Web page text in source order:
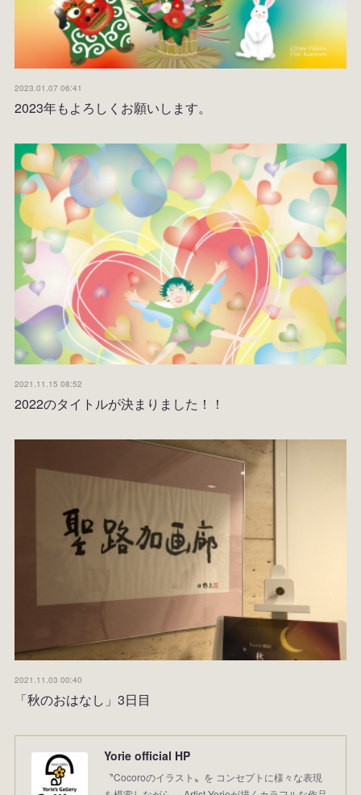
2023.01.07 06:41
2023年もよろしくお願いします。
2021.11.15 08:52
2022のタイトルが決まりました！！
2021.11.03 00:40
「秋のおはなし」3日目
Yorie official HP
〝Cocoroのイラスト〟を コンセプトに様々な表現